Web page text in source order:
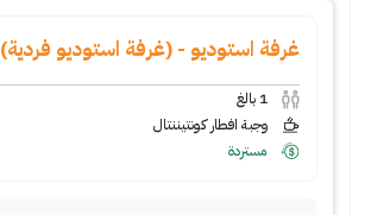
غرفة استوديو - (غرفة استوديو فردية)
1 بالغ
وجبة افطار كونتيننتال
مستردة